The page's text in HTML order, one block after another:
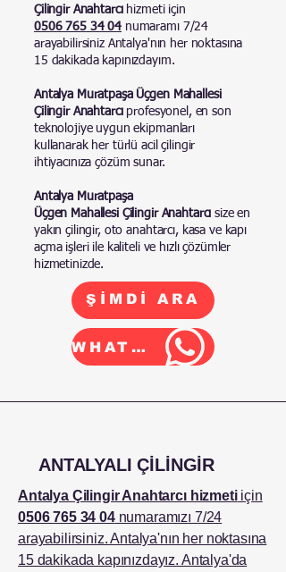
Çilingir Anahtarcıhizmeti için
0506 765 34 04 numaramı 7/24
arayabilirsiniz Antalya'nın her noktasına
15 dakikada kapınızdayım.
Antalya Muratpaşa Üçgen Mahallesi
Çilingir Anahtarcıprofesyonel, en son
teknolojiye uygun ekipmanları
kullanarak her türlü acil çilingir
ihtiyacınıza çözüm sunar.
Antalya Muratpaşa
Üçgen Mahallesi Çilingir Anahtarcı size en
yakın çilingir, oto anahtarcı, kasa ve kapı
açma işleri ile kaliteli ve hızlı çözümler
hizmetinizde.
ŞİMDİ ARA
WHATSAPP
ANTALYALI ÇİLİNGİR
Antalya Çilingir Anahtarcı hizmetiiçin
0506 765 34 04numaramızı 7/24
arayabilirsiniz. Antalya'nın her noktasına
15 dakikada kapınızdayız. Antalya'da